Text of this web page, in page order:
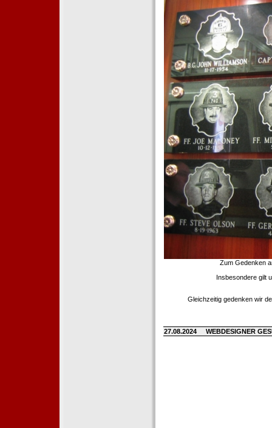
Zum Gedenken
Insbesondere gilt
Gleichzeitig gedenken wir
27.08.2024 WEBDESIGNER